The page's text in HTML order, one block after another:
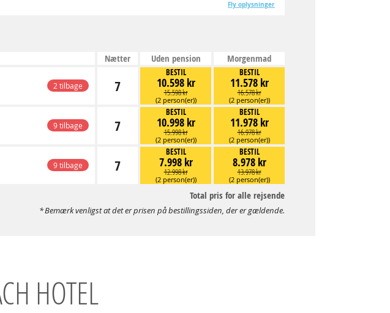
Fly oplysninger
Nætter Uden pension Morgenmad
2 tilbage 7
BESTIL
10.598 kr
15.598 kr
(2 person(er))
BESTIL
11.578 kr
16.578 kr
(2 person(er))
9 tilbage 7
BESTIL
10.998 kr
15.998 kr
(2 person(er))
BESTIL
11.978 kr
16.978 kr
(2 person(er))
9 tilbage 7
BESTIL
7.998 kr
12.998 kr
(2 person(er))
BESTIL
8.978 kr
13.978 kr
(2 person(er))
Total pris for alle rejsende
Bemærk venligst at det er prisen på bestillingssiden, der er gældende.
HOTEL